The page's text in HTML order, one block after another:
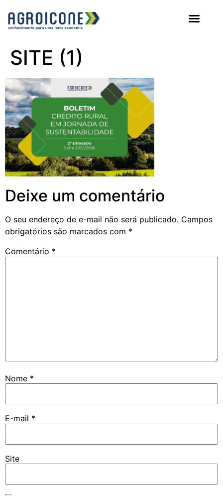
SITE (1)
Deixe um comentário
O seu endereço de e-mail não será publicado. Campos
obrigatórios são marcados com *
Comentário *
Nome *
E-mail *
Site